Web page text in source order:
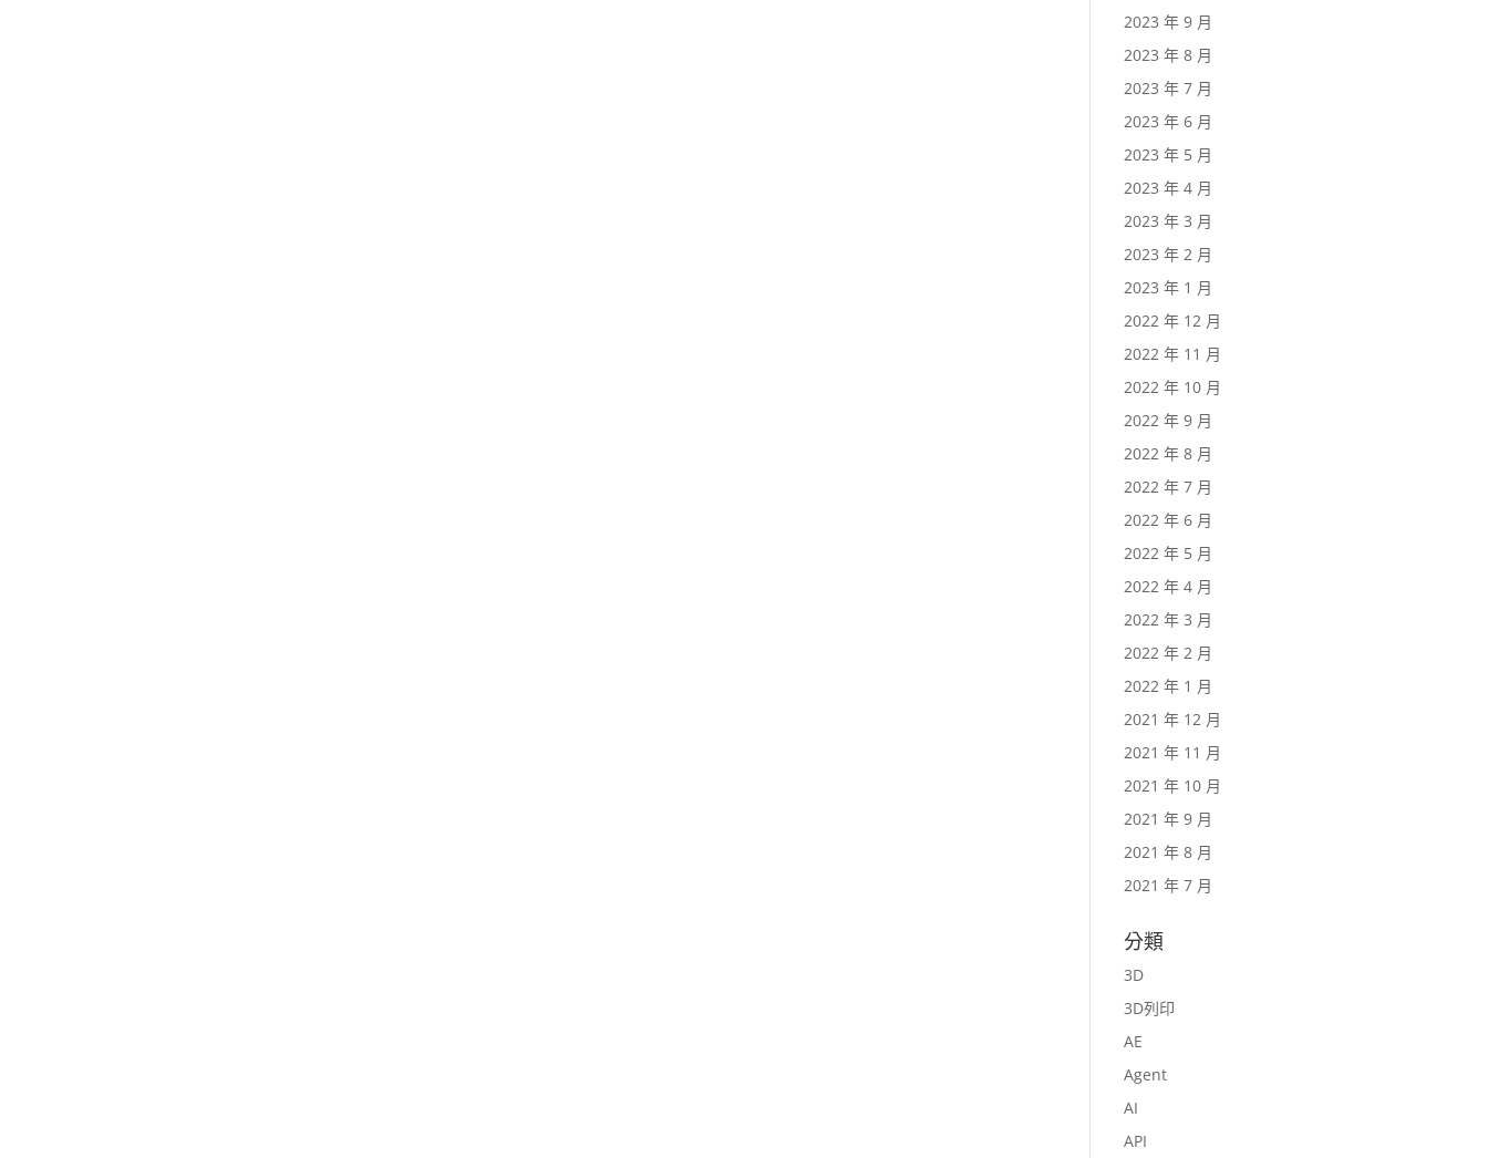
2023 年 9 月
2023 年 8 月
2023 年 7 月
2023 年 6 月
2023 年 5 月
2023 年 4 月
2023 年 3 月
2023 年 2 月
2023 年 1 月
2022 年 12 月
2022 年 11 月
2022 年 10 月
2022 年 9 月
2022 年 8 月
2022 年 7 月
2022 年 6 月
2022 年 5 月
2022 年 4 月
2022 年 3 月
2022 年 2 月
2022 年 1 月
2021 年 12 月
2021 年 11 月
2021 年 10 月
2021 年 9 月
2021 年 8 月
2021 年 7 月
分類
3D
3D列印
AE
Agent
AI
API